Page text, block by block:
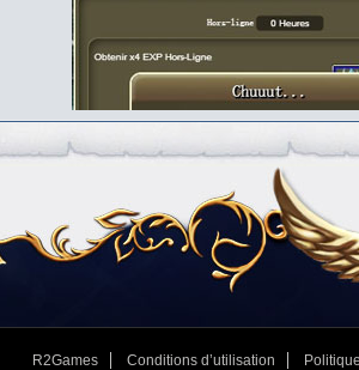
R2Games Conditions d’utilisation